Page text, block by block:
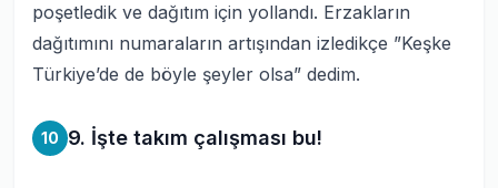
poşetledik ve dağıtım için yollandı. Erzakların
dağıtımını numaraların artışından izledikçe ”Keşke
Türkiye’de de böyle şeyler olsa” dedim.
10 9. İşte takım çalışması bu!